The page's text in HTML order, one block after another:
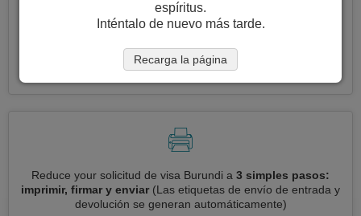
Solicite varias visas a la vezautomáticamente, sin necesidad
de ingresar información repetitiva
Reduce your solicitud de visa Burundi a 3 simples pasos:
imprimir, firmar y enviar (Las etiquetas de envío de entrada y
devolución se generan automáticamente)
espíritus.
Inténtalo de nuevo más tarde.
Recarga la página